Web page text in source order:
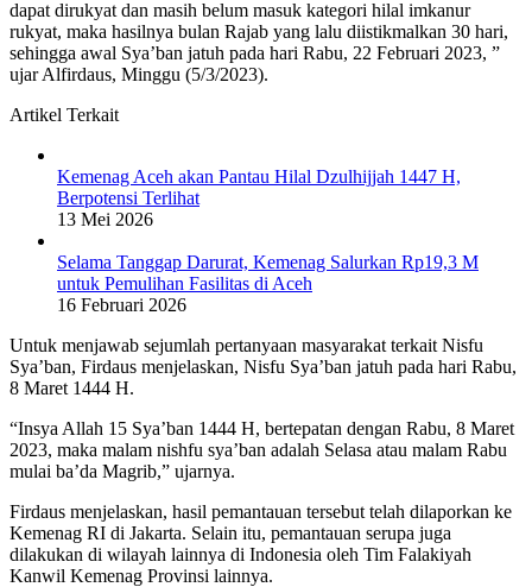
dapat dirukyat dan masih belum masuk kategori hilal imkanur
rukyat, maka hasilnya bulan Rajab yang lalu diistikmalkan 30 hari,
sehingga awal Sya’ban jatuh pada hari Rabu, 22 Februari 2023, ”
ujar Alfirdaus, Minggu (5/3/2023).
Artikel Terkait
Kemenag Aceh akan Pantau Hilal Dzulhijjah 1447 H,
Berpotensi Terlihat
13 Mei 2026
Selama Tanggap Darurat, Kemenag Salurkan Rp19,3 M
untuk Pemulihan Fasilitas di Aceh
16 Februari 2026
Untuk menjawab sejumlah pertanyaan masyarakat terkait Nisfu
Sya’ban, Firdaus menjelaskan, Nisfu Sya’ban jatuh pada hari Rabu,
8 Maret 1444 H.
“Insya Allah 15 Sya’ban 1444 H, bertepatan dengan Rabu, 8 Maret
2023, maka malam nishfu sya’ban adalah Selasa atau malam Rabu
mulai ba’da Magrib,” ujarnya.
Firdaus menjelaskan, hasil pemantauan tersebut telah dilaporkan ke
Kemenag RI di Jakarta. Selain itu, pemantauan serupa juga
dilakukan di wilayah lainnya di Indonesia oleh Tim Falakiyah
Kanwil Kemenag Provinsi lainnya.